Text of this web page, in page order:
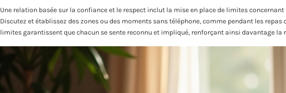
Une relation basée sur la confiance et le respect inclut la mise en place de limites
Discutez et établissez des zones ou des moments sans téléphone, comme pendant les repas
limites garantissent que chacun se sente reconnu et impliqué, renforçant ainsi davantage la